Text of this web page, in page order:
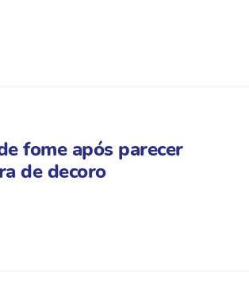
fome após parecer
de decoro